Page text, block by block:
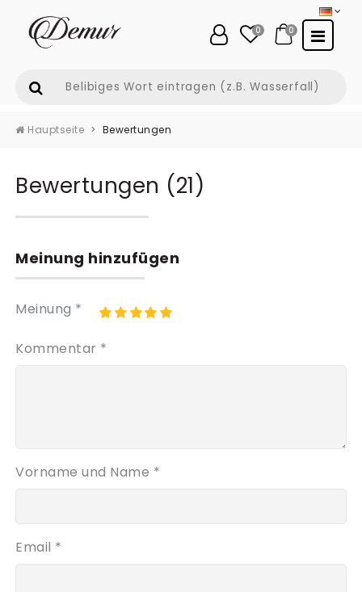
0 0
Hauptseite Bewertungen
Bewertungen (21)
Meinung hinzufügen
Meinung *
Kommentar *
Vorname und Name *
Email *